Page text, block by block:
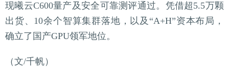
现曦云C600量产及安全可靠测评通过。凭借超5.5万颗
出货、10余个智算集群落地，以及“A+H”资本布局，
确立了国产GPU领军地位。
（文/千帆）